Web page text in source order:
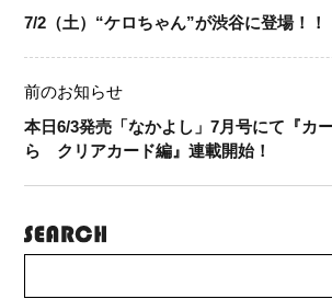
7/2（土）“ケロちゃん”が渋谷に登場！！
前のお知らせ
本日6/3発売「なかよし」7月号にて『カ
ら クリアカード編』連載開始！